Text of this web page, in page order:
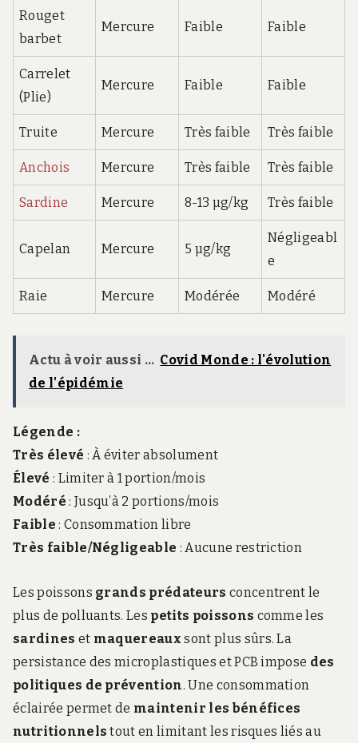
Rouget
barbet
Mercure Faible Faible
Carrelet
(Plie)
Mercure Faible Faible
Truite Mercure Très faible Très faible
Anchois Mercure Très faible Très faible
Sardine Mercure 8-13 µg/kg Très faible
Capelan Mercure 5 µg/kg
Négligeabl
e
Raie Mercure Modérée Modéré
Actu à voir aussi ... Covid Monde : l'évolution
de l'épidémie
Légende :
Très élevé : À éviter absolument
Élevé : Limiter à 1 portion/mois
Modéré : Jusqu’à 2 portions/mois
Faible : Consommation libre
Très faible/Négligeable : Aucune restriction
Les poissons grands prédateurs concentrent le
plus de polluants. Les petits poissons comme les
sardines et maquereaux sont plus sûrs. La
persistance des microplastiques et PCB impose des
politiques de prévention. Une consommation
éclairée permet de maintenir les bénéfices
nutritionnels tout en limitant les risques liés au